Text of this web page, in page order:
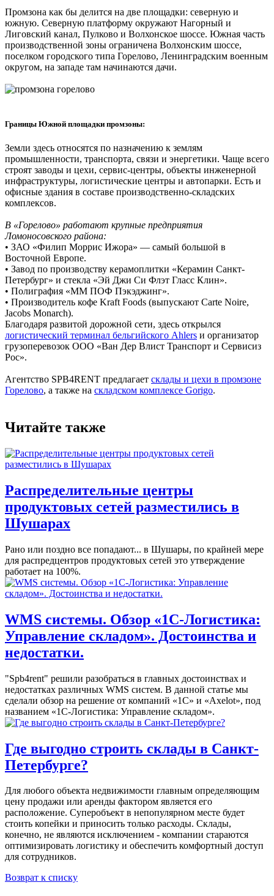
Промзона как бы делится на две площадки: северную и
южную. Северную платформу окружают Нагорный и
Лиговский канал, Пулково и Волхонское шоссе. Южная часть
производственной зоны ограничена Волхонским шоссе,
поселком городского типа Горелово, Ленинградским военным
округом, на западе там начинаются дачи.
Границы Южной площадки промзоны:
Земли здесь относятся по назначению к землям
промышленности, транспорта, связи и энергетики. Чаще всего
строят заводы и цехи, сервис-центры, объекты инженерной
инфраструктуры, логистические центры и автопарки. Есть и
офисные здания в составе производственно-складских
комплексов.
В «Горелово» работают крупные предприятия
Ломоносовского района:
• ЗАО «Филип Моррис Ижора» — самый большой в
Восточной Европе.
• Завод по производству керамоплитки «Керамин Санкт-
Петербург» и стекла «Эй Джи Си Флэт Гласс Клин».
• Полиграфия «ММ ПОФ Пэкэджинг».
• Производитель кофе Kraft Foods (выпускают Carte Noire,
Jacobs Monarch).
Благодаря развитой дорожной сети, здесь открылся
логистический терминал бельгийского Ahlers и организатор
грузоперевозок ООО «Ван Дер Влист Транспорт и Сервисиз
Рос».
Агентство SPB4RENT предлагает склады и цехи в промзоне
Горелово, а также на складском комплексе Gorigo.
Читайте также
Распределительные центры
продуктовых сетей разместились в
Шушарах
Рано или поздно все попадают... в Шушары, по крайней мере
для распредцентров продуктовых сетей это утверждение
работает на 100%.
WMS системы. Обзор «1С-Логистика:
Управление складом». Достоинства и
недостатки.
"Spb4rent" решили разобраться в главных достоинствах и
недостатках различных WMS систем. В данной статье мы
сделали обзор на решение от компаний «1С» и «Axelot», под
названием «1С-Логистика: Управление складом».
Где выгодно строить склады в Санкт-
Петербурге?
Для любого объекта недвижимости главным определяющим
цену продажи или аренды фактором является его
расположение. Суперобъект в непопулярном месте будет
стоить копейки и приносить только расходы. Склады,
конечно, не являются исключением - компании стараются
оптимизировать логистику и обеспечить комфортный доступ
для сотрудников.
Возврат к списку